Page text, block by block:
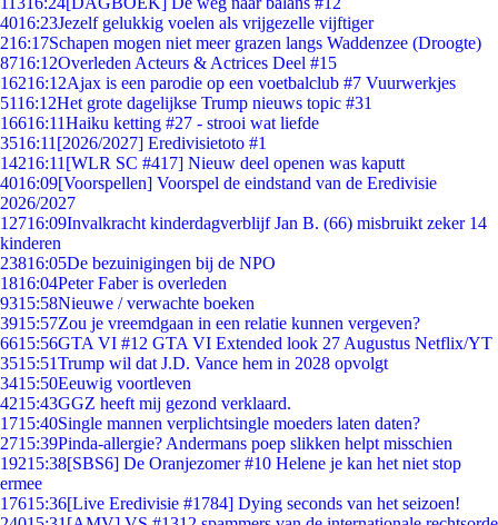
4016:23Jezelf gelukkig voelen als vrijgezelle vijftiger
216:17Schapen mogen niet meer grazen langs Waddenzee (Droogte)
8716:12Overleden Acteurs & Actrices Deel #15
16216:12Ajax is een parodie op een voetbalclub #7 Vuurwerkjes
5116:12Het grote dagelijkse Trump nieuws topic #31
16616:11Haiku ketting #27 - strooi wat liefde
3516:11 [2026/2027] Eredivisietoto #1
14216:11 [WLR SC #417] Nieuw deel openen was kaputt
4016:09[Voorspellen] Voorspel de eindstand van de Eredivisie
2026/2027
12716:09Invalkracht kinderdagverblijf Jan B. (66) misbruikt zeker 14
kinderen
23816:05De bezuinigingen bij de NPO
1816:04Peter Faber is overleden
9315:58Nieuwe / verwachte boeken
3915:57Zou je vreemdgaan in een relatie kunnen vergeven?
6615:56GTA VI #12 GTA VI Extended look 27 Augustus Netflix/YT
3515:51Trump wil dat J.D. Vance hem in 2028 opvolgt
3415:50Eeuwig voortleven
4215:43GGZ heeft mij gezond verklaard.
1715:40Single mannen verplichtsingle moeders laten daten?
2715:39Pinda-allergie? Andermans poep slikken helpt misschien
19215:38[SBS6] De Oranjezomer #10 Helene je kan het niet stop
ermee
17615:36[Live Eredivisie #1784] Dying seconds van het seizoen!